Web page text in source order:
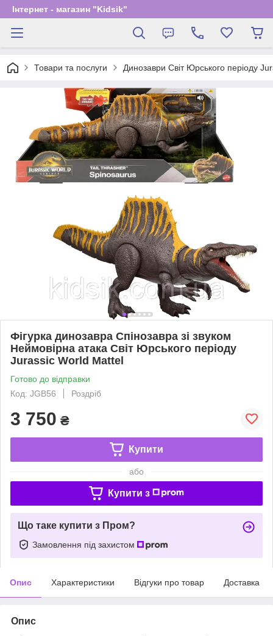
Інтернет - магазин "Kidsik"
Товари та послуги Динозаври Світ Юрського періоду
Фігурка динозавра Спінозавра зі звуком
Неймовірна атака Світ Юрського періоду
Jurassic World Mattel
Готово до відправки
Код: JGB56
Роздріб
3 750 ₴
Купити
або
Купити з
Що таке купити з Пром?
Замовлення під захистом
Опис Характеристики Відгуки про товар Доставка
Опис